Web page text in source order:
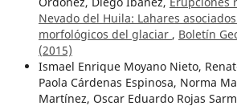
Nevado del Huila: Lahares
morfológicos del glaciar , Boletín
(2015)
Ismael Enrique Moyano Nieto,
Paola Cárdenas Espinosa, Norma
Martínez, Oscar Eduardo Rojas